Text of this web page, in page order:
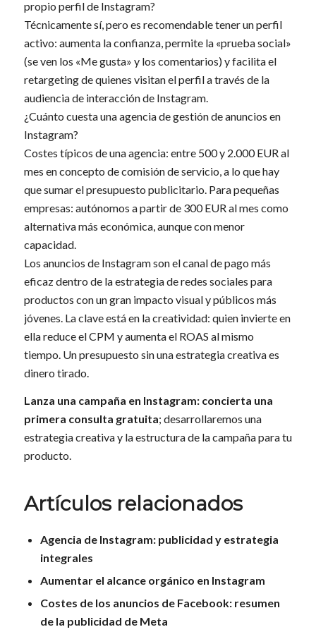
propio perfil de Instagram?
Técnicamente sí, pero es recomendable tener un perfil
activo: aumenta la confianza, permite la «prueba social»
(se ven los «Me gusta» y los comentarios) y facilita el
retargeting de quienes visitan el perfil a través de la
audiencia de interacción de Instagram.
¿Cuánto cuesta una agencia de gestión de anuncios en
Instagram?
Costes típicos de una agencia: entre 500 y 2.000 EUR al
mes en concepto de comisión de servicio, a lo que hay
que sumar el presupuesto publicitario. Para pequeñas
empresas: autónomos a partir de 300 EUR al mes como
alternativa más económica, aunque con menor
capacidad.
Los anuncios de Instagram son el canal de pago más
eficaz dentro de la estrategia de redes sociales para
productos con un gran impacto visual y públicos más
jóvenes. La clave está en la creatividad: quien invierte en
ella reduce el CPM y aumenta el ROAS al mismo
tiempo. Un presupuesto sin una estrategia creativa es
dinero tirado.
Lanza una campaña en Instagram: concierta una
primera consulta gratuita; desarrollaremos una
estrategia creativa y la estructura de la campaña para tu
producto.
Artículos relacionados
Agencia de Instagram: publicidad y estrategia
integrales
Aumentar el alcance orgánico en Instagram
Costes de los anuncios de Facebook: resumen
de la publicidad de Meta